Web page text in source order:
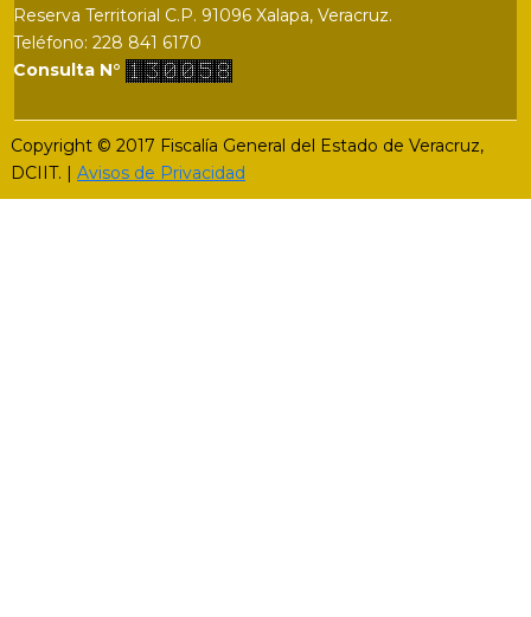
Reserva Territorial C.P. 91096 Xalapa, Veracruz.
Teléfono: 228 841 6170
Consulta N°
Copyright © 2017 Fiscalía General del Estado de Veracruz,
DCIIT. | Avisos de Privacidad